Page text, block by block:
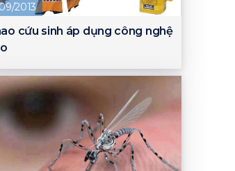
2013
cứu sinh áp dụng công nghệ